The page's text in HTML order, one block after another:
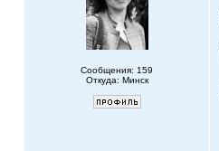
Сообщения: 159
Откуда: Минск